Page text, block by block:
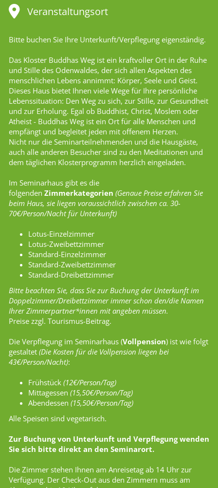
Veranstaltungsort
Bitte buchen Sie Ihre Unterkunft/Verpflegung eigenständig.
Das Kloster Buddhas Weg ist ein kraftvoller Ort in der Ruhe
und Stille des Odenwaldes, der sich allen Aspekten des
menschlichen Lebens annimmt: Körper, Seele und Geist.
Dieses Haus bietet Ihnen viele Wege für Ihre persönliche
Lebenssituation: Den Weg zu sich, zur Stille, zur Gesundheit
und zur Erholung. Egal ob Buddhist, Christ, Moslem oder
Atheist - Buddhas Weg ist ein Ort für alle Menschen und
empfängt und begleitet jeden mit offenem Herzen.
Nicht nur die Seminarteilnehmenden und die Hausgäste,
auch alle anderen Besucher sind zu den Meditationen und
dem täglichen Klosterprogramm herzlich eingeladen.
Im Seminarhaus gibt es die
folgenden Zimmerkategorien (Genaue Preise erfahren Sie
beim Haus, sie liegen voraussichtlich zwischen ca. 30-
70€/Person/Nacht für Unterkunft)
Lotus-Einzelzimmer
Lotus-Zweibettzimmer
Standard-Einzelzimmer
Standard-Zweibettzimmer
Standard-Dreibettzimmer
Bitte beachten Sie, dass Sie zur Buchung der Unterkunft im
Doppelzimmer/Dreibettzimmer immer schon den/die Namen
Ihrer Zimmerpartner*innen mit angeben müssen.
Preise zzgl. Tourismus-Beitrag.
Die Verpflegung im Seminarhaus (Vollpension) ist wie folgt
gestaltet (Die Kosten für die Vollpension liegen bei
43€/Person/Nacht):
Frühstück (12€/Person/Tag)
Mittagessen (15,50€/Person/Tag)
Abendessen (15,50€/Person/Tag)
Alle Speisen sind vegetarisch.
Zur Buchung von Unterkunft und Verpflegung wenden
Sie sich bitte direkt an den Seminarort.
Die Zimmer stehen Ihnen am Anreisetag ab 14 Uhr zur
Verfügung. Der Check-Out aus den Zimmern muss am